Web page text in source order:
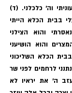
וה׳ כלכלני. (ד)
בבית הכלא הייתי
והוא הצילני
והוא הושיעני
הכלא השליכוני
לרחמים לפני שר
ה׳ את יראיו לא